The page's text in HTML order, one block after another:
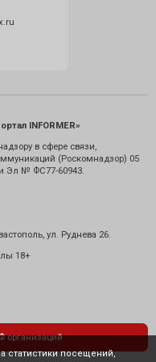
INFORMER»
в сфере связи,
(Роскомнадзор) 05
Эл № ФС77-60943.
ул. Руднева 26.
18+
организаций
статистики посещений,